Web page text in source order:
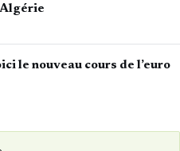
le nouveau cours de l’euro